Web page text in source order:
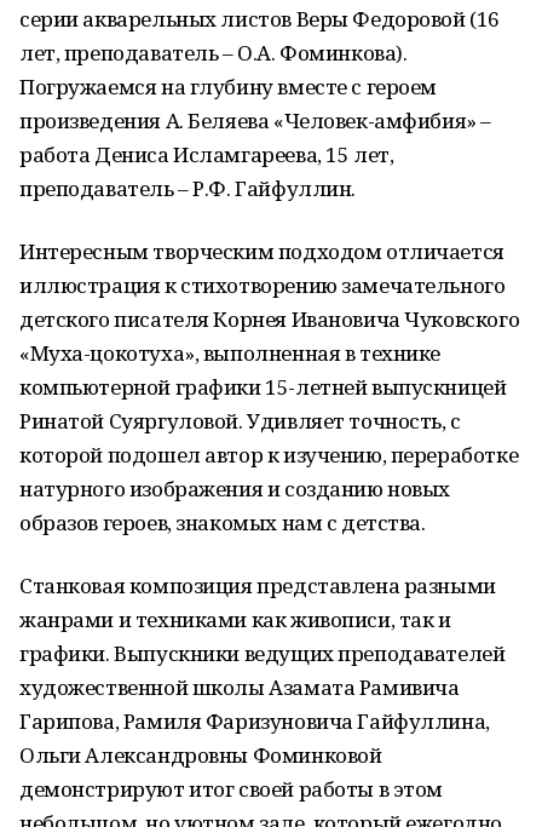
серии акварельных листов Веры Федоровой (16
лет, преподаватель – О.А. Фоминкова).
Погружаемся на глубину вместе с героем
произведения А. Беляева «Человек-амфибия» –
работа Дениса Исламгареева, 15 лет,
преподаватель – Р.Ф. Гайфуллин.
Интересным творческим подходом отличается
иллюстрация к стихотворению замечательного
детского писателя Корнея Ивановича Чуковского
«Муха-цокотуха», выполненная в технике
компьютерной графики 15-летней выпускницей
Ринатой Суяргуловой. Удивляет точность, с
которой подошел автор к изучению, переработке
натурного изображения и созданию новых
образов героев, знакомых нам с детства.
Станковая композиция представлена разными
жанрами и техниками как живописи, так и
графики. Выпускники ведущих преподавателей
художественной школы Азамата Рамивича
Гарипова, Рамиля Фаризуновича Гайфуллина,
Ольги Александровны Фоминковой
демонстрируют итог своей работы в этом